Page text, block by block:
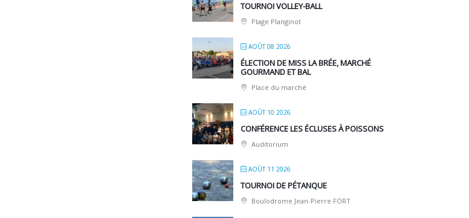
TOURNOI VOLLEY-BALL
Plage Planginot
AOÛT 08 2026
ÉLECTION DE MISS LA BRÉE, MARCHÉ
GOURMAND ET BAL
Place du marché
AOÛT 10 2026
CONFÉRENCE LES ÉCLUSES À POISSONS
Auditorium
AOÛT 11 2026
TOURNOI DE PÉTANQUE
Boulodrome Jean-Pierre FORT